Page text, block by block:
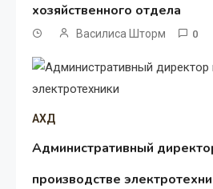
хозяйственного отдела
Василиса Шторм 0
АХД
Административный
производстве